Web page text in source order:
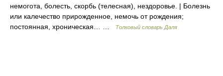
немогота, болесть, скорбь (телесная), нездоровье. | Болезнь
или калечество прирожденное, немочь от рождения;
постоянная, хроническая… …
Толковый словарь Даля